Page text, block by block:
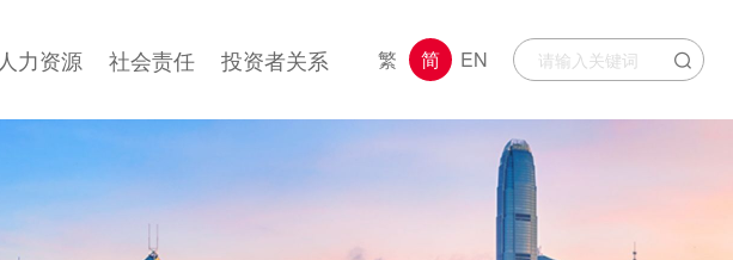
繁 简 EN
人力资源 社会责任 投资者关系